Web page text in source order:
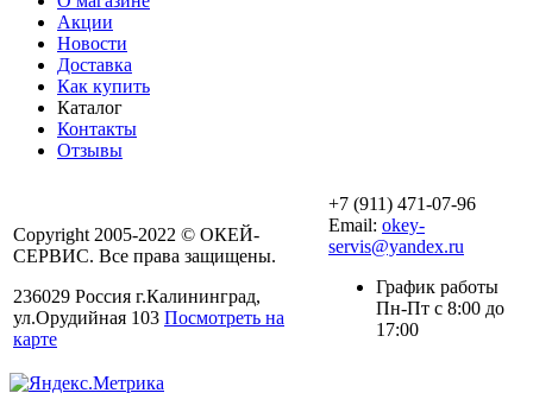
Акции
Новости
Доставка
Как купить
Каталог
Контакты
Отзывы
Copyright 2005-2022 © ОКЕЙ-
СЕРВИС. Все права защищены.
236029 Россия г.Калининград,
ул.Орудийная 103 Посмотреть на
карте
+7 (911) 471-07-96
Email: okey-
servis@yandex.ru
График работы
Пн-Пт с 8:00 до
17:00